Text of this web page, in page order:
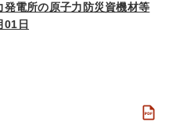
発電所の原子力防災資機材等
01日